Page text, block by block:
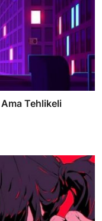
Ama Tehlikeli